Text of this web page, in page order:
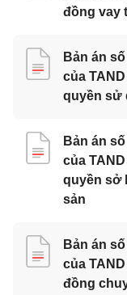
đồng vay
Bản án
của
quyền sử
Bản án
của
quyền sở
sản
Bản án
của
đồng